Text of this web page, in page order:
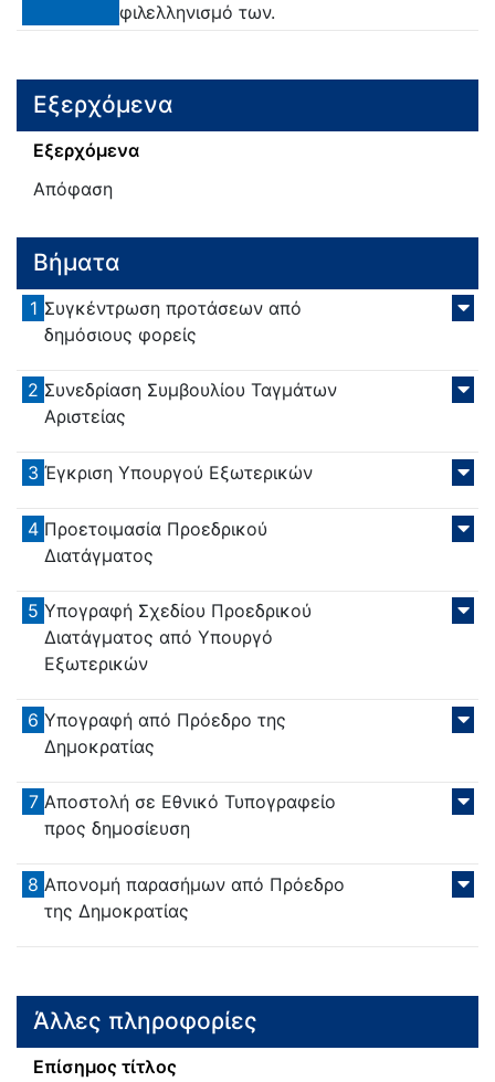
φιλελληνισμό των.
Εξερχόμενα
Εξερχόμενα
Απόφαση
Βήματα
1 Συγκέντρωση προτάσεων από
δημόσιους φορείς
2 Συνεδρίαση Συμβουλίου Ταγμάτων
Αριστείας
3 Έγκριση Υπουργού Εξωτερικών
4 Προετοιμασία Προεδρικού
Διατάγματος
5 Υπογραφή Σχεδίου Προεδρικού
Διατάγματος από Υπουργό
Εξωτερικών
6 Υπογραφή από Πρόεδρο της
Δημοκρατίας
7 Αποστολή σε Εθνικό Τυπογραφείο
προς δημοσίευση
8 Απονομή παρασήμων από Πρόεδρο
της Δημοκρατίας
Άλλες πληροφορίες
Επίσημος τίτλος